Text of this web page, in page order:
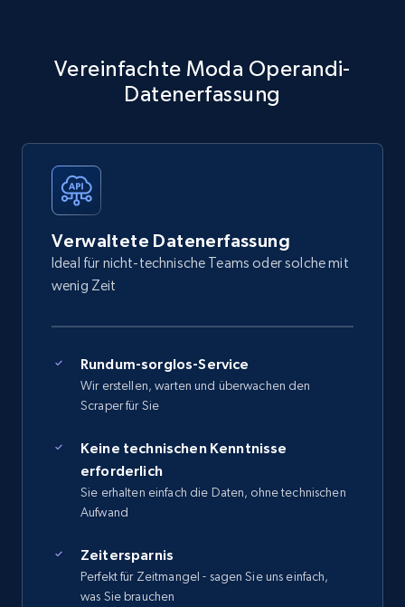
Vereinfachte Moda Operandi-
Datenerfassung
Verwaltete Datenerfassung
Ideal für nicht-technische Teams oder solche mit
wenig Zeit
Rundum-sorglos-Service
Wir erstellen, warten und überwachen den
Scraper für Sie
Keine technischen Kenntnisse
erforderlich
Sie erhalten einfach die Daten, ohne technischen
Aufwand
Zeitersparnis
Perfekt für Zeitmangel - sagen Sie uns einfach,
was Sie brauchen